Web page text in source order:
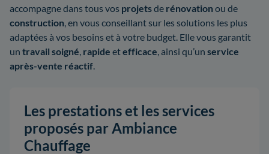
accompagne dans tous vos projetsde rénovation ou de
construction, en vous conseillant sur les solutions les plus
adaptées à vos besoins et à votre budget. Elle vous garantit
un travail soigné, rapide etefficace, ainsi qu’un service
après-vente réactif.
Les prestations et les services
proposés par Ambiance
Chauffage